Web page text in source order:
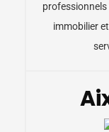
professionnels
immobilier